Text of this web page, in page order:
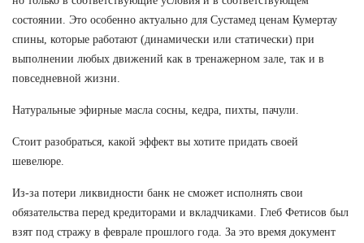
состоянии. Это особенно актуально для Сустамед ценам Кумертау
спины, которые работают (динамически или статически) при
выполнении любых движений как в тренажерном зале, так и в
повседневной жизни.
Натуральные эфирные масла сосны, кедра, пихты, пачули.
Стоит разобраться, какой эффект вы хотите придать своей
шевелюре.
Из-за потери ликвидности банк не сможет исполнять свои
обязательства перед кредиторами и вкладчиками. Глеб Фетисов был
взят под стражу в феврале прошлого года. За это время документ